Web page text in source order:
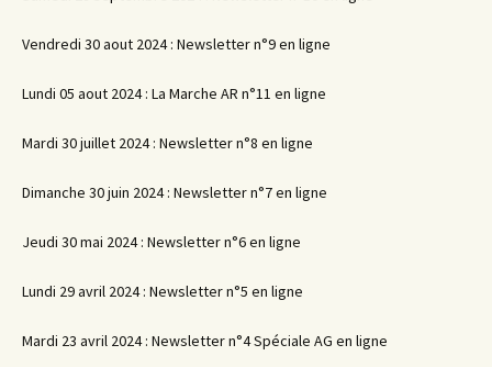
Vendredi 30 aout 2024 : Newsletter n°9 en ligne
Lundi 05 aout 2024 : La Marche AR n°11 en ligne
Mardi 30 juillet 2024 : Newsletter n°8 en ligne
Dimanche 30 juin 2024 : Newsletter n°7 en ligne
Jeudi 30 mai 2024 : Newsletter n°6 en ligne
Lundi 29 avril 2024 : Newsletter n°5 en ligne
Mardi 23 avril 2024 : Newsletter n°4 Spéciale AG en ligne